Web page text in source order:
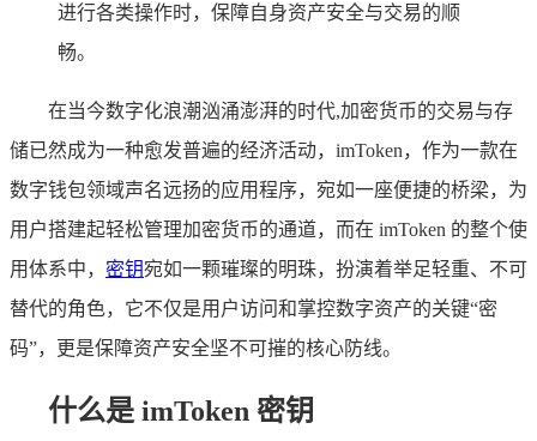
进行各类操作时，保障自身资产安全与交易的顺
畅。
在当今数字化浪潮汹涌澎湃的时代,加密货币的交易与存
储已然成为一种愈发普遍的经济活动，imToken，作为一款在
数字钱包领域声名远扬的应用程序，宛如一座便捷的桥梁，为
用户搭建起轻松管理加密货币的通道，而在 imToken 的整个使
用体系中， 密钥宛如一颗璀璨的明珠，扮演着举足轻重、不可
替代的角色，它不仅是用户访问和掌控数字资产的关键“密
码”，更是保障资产安全坚不可摧的核心防线。
什么是 imToken 密钥